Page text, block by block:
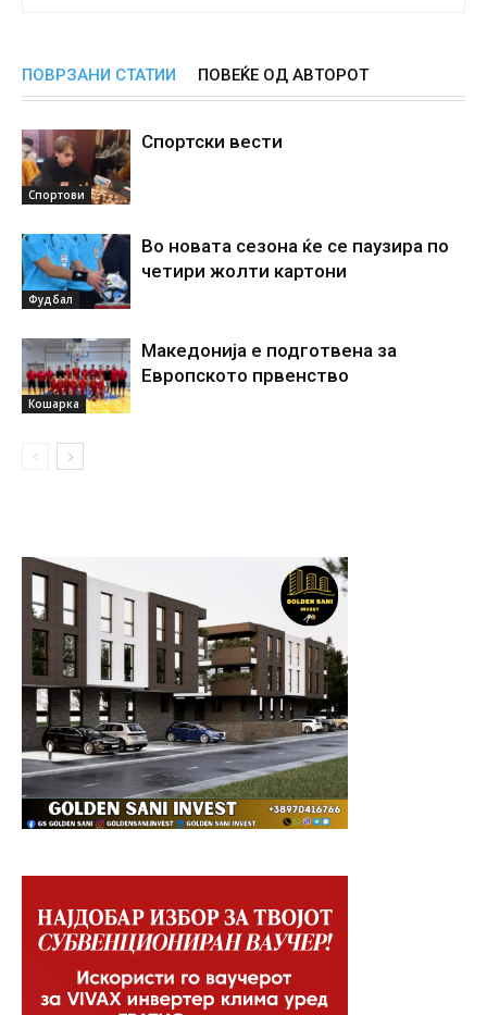
ПОВРЗАНИ СТАТИИ ПОВЕЌЕ ОД АВТОРОТ
Спортови
Спортски вести
Фудбал
Во новата сезона ќе се паузира по
четири жолти картони
Кошарка
Македонија е подготвена за
Европското првенство